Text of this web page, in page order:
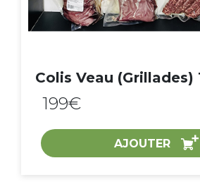
Colis Veau (Grillades)
199€
AJOUTER